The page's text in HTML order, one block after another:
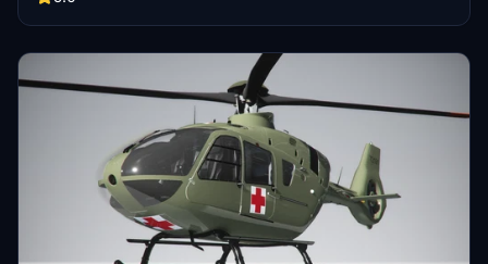
HMCG plays a vital role in ensuring maritime safety.